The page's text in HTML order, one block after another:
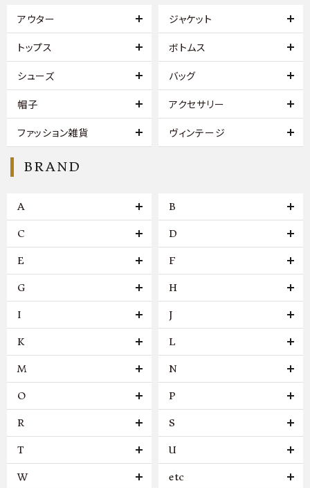
アウター ジャケット
トップス ボトムス
シューズ バッグ
帽子 アクセサリー
ファッション雑貨 ヴィンテージ
BRAND
A B
C D
E F
G H
I J
K L
M N
O P
R S
T U
W etc